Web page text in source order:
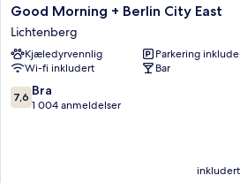
Good
Morning
+
Berlin
City
East
Lichtenberg
Good Morning + Berlin City East
Lichtenberg
Kjæledyrvennlig
Parkering
Wi-fi inkludert
Bar
7.6
av
7,6 Bra
1 004 anmeldelser